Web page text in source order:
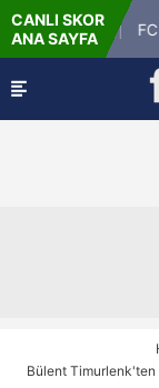
CANLI SKOR
ANA SAYFA
FC FC Thun
Bülent Timurlenk'ten